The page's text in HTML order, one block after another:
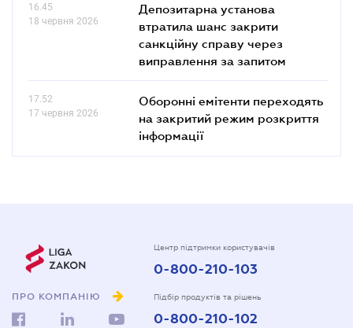
16.45
18 червня 2026
Депозитарна установа
втратила шанс закрити
санкційну справу через
виправлення за запитом
17.52
17 червня 2026
Оборонні емітенти переходять
на закритий режим розкриття
інформації
ПРО КОМПАНІЮ
Центр підтримки користувачів
0-800-210-103
Підбір продуктів та рішень
0-800-210-102